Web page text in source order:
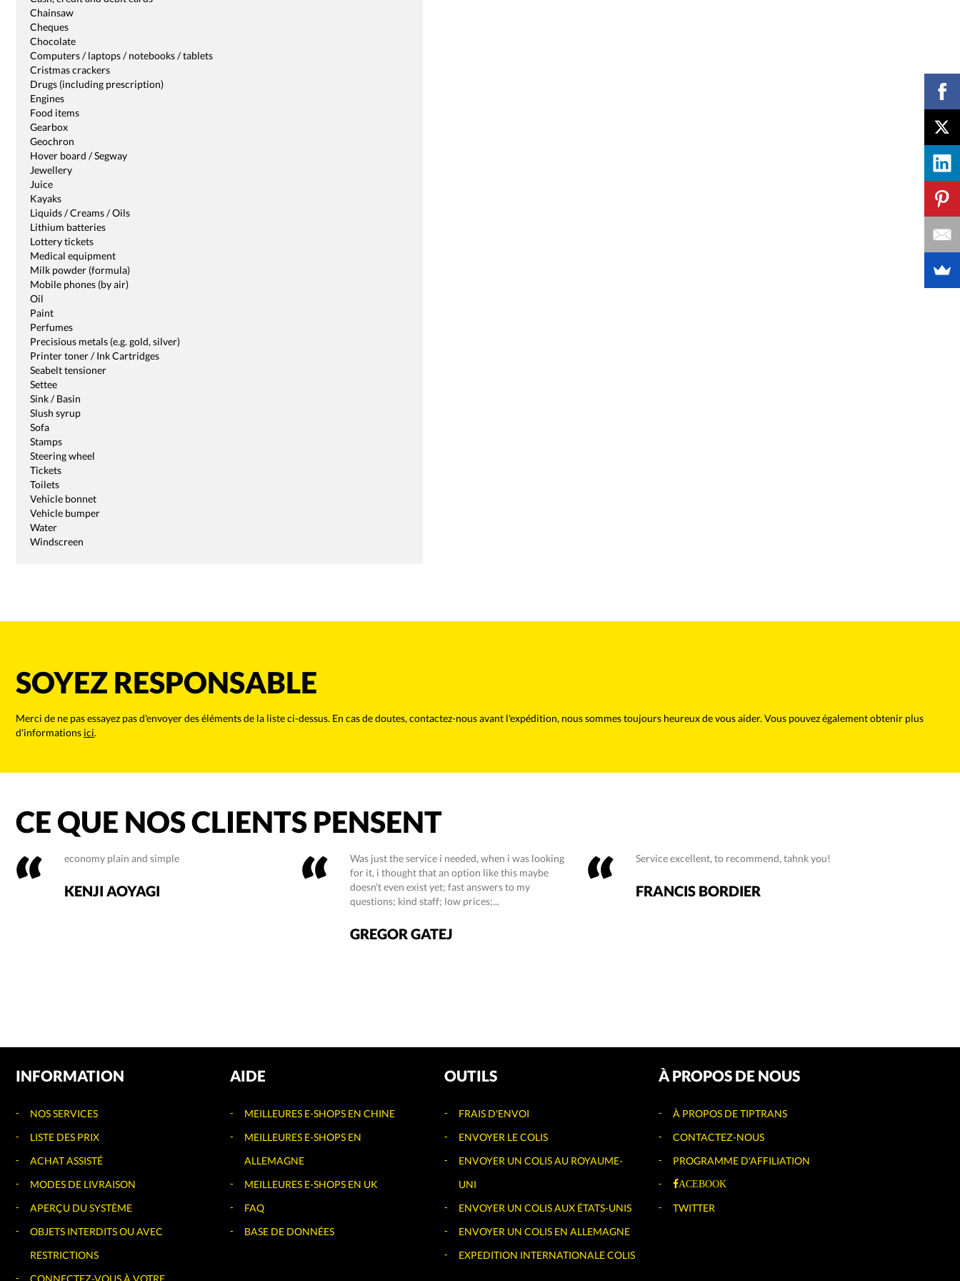
Chainsaw
Cheques
Chocolate
Computers / laptops / notebooks / tablets
Cristmas crackers
Drugs (including prescription)
Engines
Food items
Gearbox
Geochron
Hover board / Segway
Jewellery
Juice
Kayaks
Liquids / Creams / Oils
Lithium batteries
Lottery tickets
Medical equipment
Milk powder (formula)
Mobile phones (by air)
Oil
Paint
Perfumes
Precisious metals (e.g. gold, silver)
Printer toner / Ink Cartridges
Seabelt tensioner
Settee
Sink / Basin
Slush syrup
Sofa
Stamps
Steering wheel
Tickets
Toilets
Vehicle bonnet
Vehicle bumper
Water
Windscreen
SOYEZ RESPONSABLE
Merci de ne pas essayez pas d'envoyer des éléments de la liste ci-dessus. En cas de doutes, contactez-nous avant l'expédition, nous sommes toujours heureux de vous aider. Vous pouvez également obtenir plus
d'informations ici.
CE QUE NOS CLIENTS PENSENT
economy plain and simple
KENJI AOYAGI
Was just the service i needed, when i was looking
for it, i thought that an option like this maybe
doesn't even exist yet; fast answers to my
questions; kind staff; low prices;...
GREGOR GATEJ
Service excellent, to recommend, tahnk you!
FRANCIS BORDIER
INFORMATION
NOS SERVICES
LISTE DES PRIX
ACHAT ASSISTÉ
MODES DE LIVRAISON
APERÇU DU SYSTÈME
OBJETS INTERDITS OU AVEC
RESTRICTIONS
CONNECTEZ-VOUS À VOTRE
AIDE
MEILLEURES E-SHOPS EN CHINE
MEILLEURES E-SHOPS EN
ALLEMAGNE
MEILLEURES E-SHOPS EN UK
FAQ
BASE DE DONNÉES
OUTILS
FRAIS D'ENVOI
ENVOYER LE COLIS
ENVOYER UN COLIS AU ROYAUME-
UNI
ENVOYER UN COLIS AUX ÉTATS-UNIS
ENVOYER UN COLIS EN ALLEMAGNE
EXPEDITION INTERNATIONALE COLIS
À PROPOS DE NOUS
À PROPOS DE TIPTRANS
CONTACTEZ-NOUS
PROGRAMME D'AFFILIATION
ACEBOOK
TWITTER